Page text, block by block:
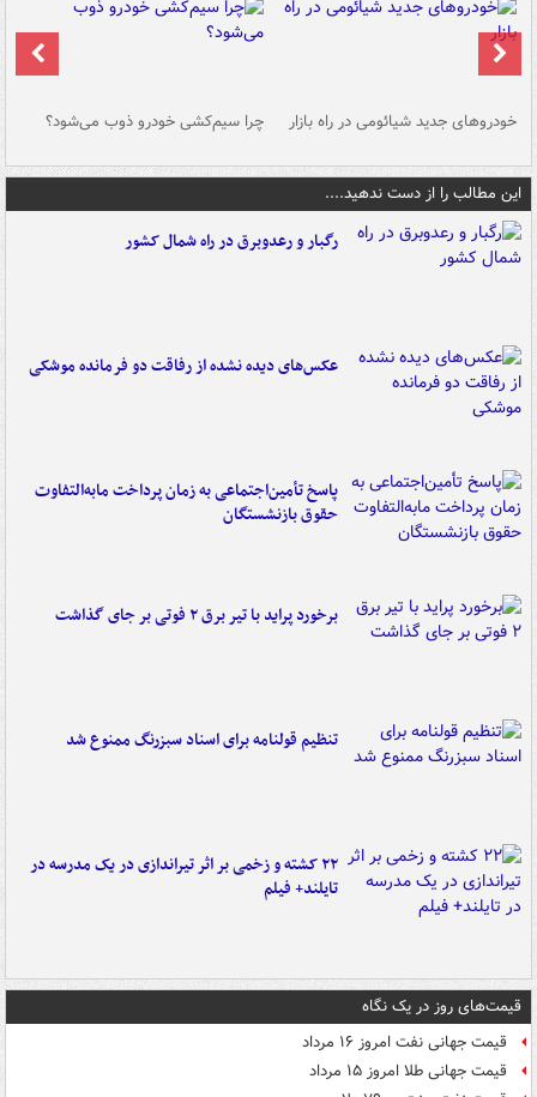
خودروهای جدید شیائومی در راه بازار چرا سیم‌کشی خودرو ذوب می‌شود؟
این مطالب را از دست ندهید....
رگبار و رعدوبرق در راه شمال کشور
عکس‌های دیده نشده از رفاقت دو فرمانده‌ موشکی
پاسخ تأمین‌اجتماعی به زمان پرداخت مابه‌التفاوت
حقوق بازنشستگان
برخورد پراید با تیر برق ۲ فوتی بر جای گذاشت
تنظیم قولنامه برای اسناد سبزرنگ ممنوع شد
۲۲ کشته و زخمی بر اثر تیراندازی در یک مدرسه در
تایلند+ فیلم
قیمت‌های روز در یک نگاه
قیمت جهانی نفت امروز ۱۶ مرداد
قیمت جهانی طلا امروز ۱۵ مرداد